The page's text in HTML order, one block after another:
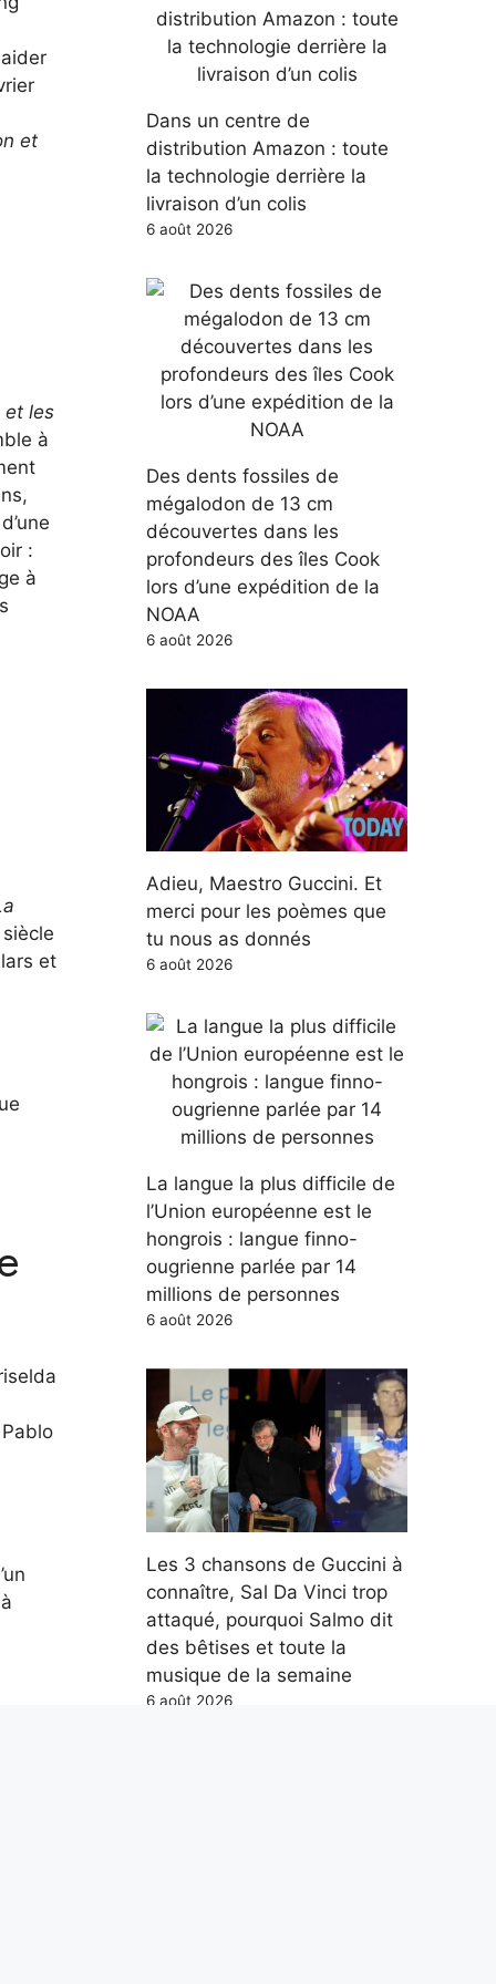
et
et les
à
:
à
et
Dans un centre de
distribution Amazon : toute
la technologie derrière la
livraison d’un colis
6 août 2026
Des dents fossiles de
mégalodon de 13 cm
découvertes dans les
profondeurs des îles Cook
lors d’une expédition de la
NOAA
6 août 2026
Adieu, Maestro Guccini. Et
merci pour les poèmes que
tu nous as donnés
6 août 2026
La langue la plus difficile de
l’Union européenne est le
hongrois : langue finno-
ougrienne parlée par 14
millions de personnes
6 août 2026
Les 3 chansons de Guccini à
connaître, Sal Da Vinci trop
attaqué, pourquoi Salmo dit
des bêtises et toute la
musique de la semaine
6 août 2026